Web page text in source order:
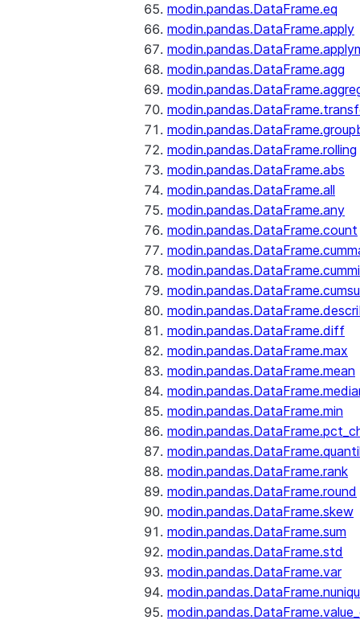
modin.pandas.DataFrame.eq
modin.pandas.DataFrame.apply
modin.pandas.DataFrame.agg
modin.pandas.DataFrame.rolling
modin.pandas.DataFrame.abs
modin.pandas.DataFrame.all
modin.pandas.DataFrame.any
modin.pandas.DataFrame.count
modin.pandas.DataFrame.diff
modin.pandas.DataFrame.max
modin.pandas.DataFrame.mean
modin.pandas.DataFrame.min
modin.pandas.DataFrame.rank
modin.pandas.DataFrame.round
modin.pandas.DataFrame.skew
modin.pandas.DataFrame.sum
modin.pandas.DataFrame.std
modin.pandas.DataFrame.var